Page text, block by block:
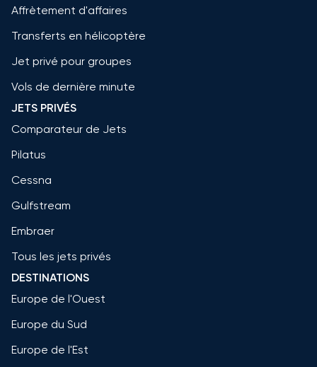
Affrètement d'affaires
Transferts en hélicoptère
Jet privé pour groupes
Vols de dernière minute
JETS PRIVÉS
Comparateur de Jets
Pilatus
Cessna
Gulfstream
Embraer
Tous les jets privés
DESTINATIONS
Europe de l'Ouest
Europe du Sud
Europe de l'Est